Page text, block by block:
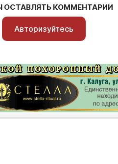
ОСТАВЛЯТЬ КОММЕНТАРИИ
Авторизуйтесь